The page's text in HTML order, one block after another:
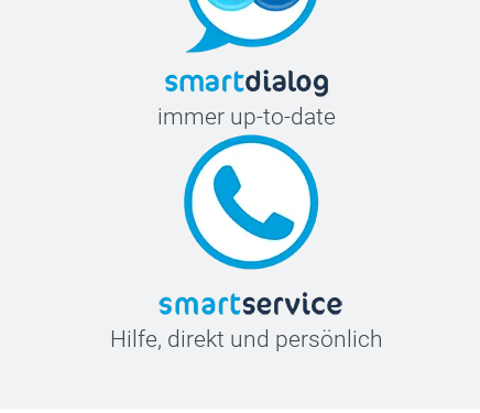
immer up-to-date
Hilfe, direkt und persönlich